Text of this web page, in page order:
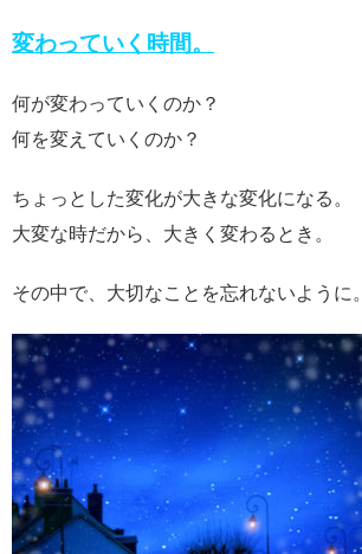
変わっていく時間。
何が変わっていくのか？
何を変えていくのか？
ちょっとした変化が大きな変化になる。
大変な時だから、大きく変わるとき。
その中で、大切なことを忘れないように。